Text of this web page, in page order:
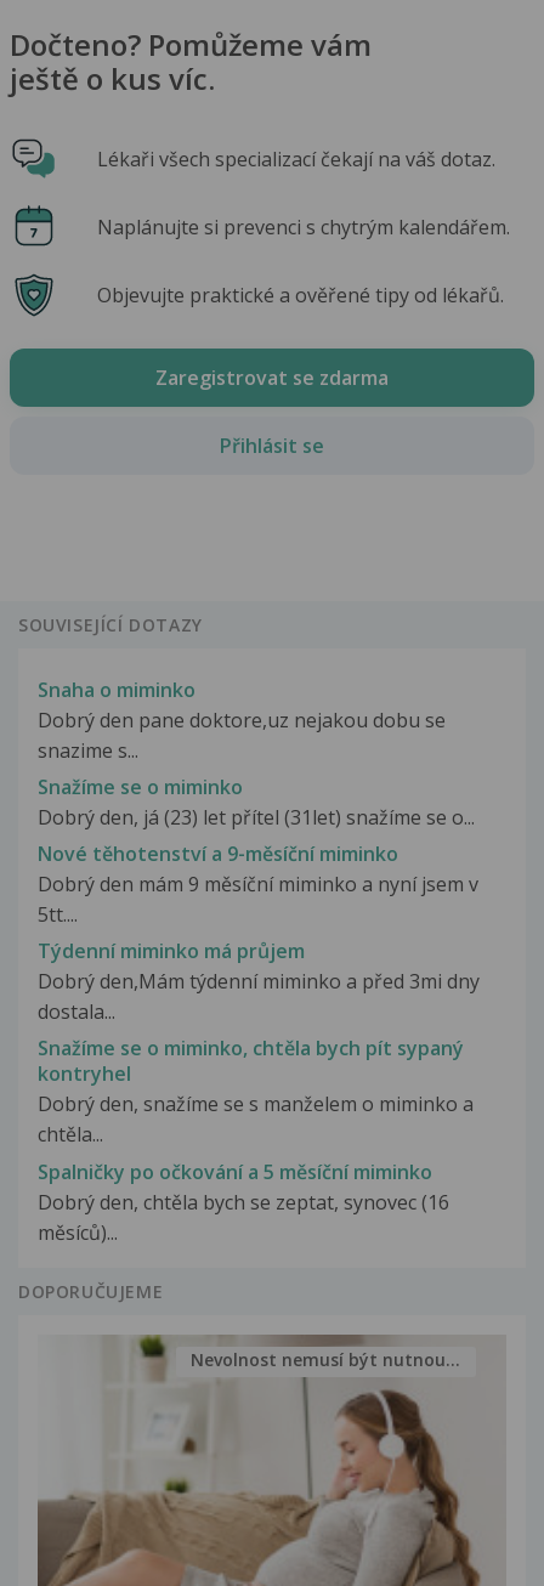
Dočteno? Pomůžeme vám
ještě o kus víc.
Lékaři všech specializací čekají na váš dotaz.
Naplánujte si prevenci s chytrým kalendářem.
Objevujte praktické a ověřené tipy od lékařů.
Zaregistrovat se zdarma
Přihlásit se
SOUVISEJÍCÍ DOTAZY
Snaha o miminko
Dobrý den pane doktore,uz nejakou dobu se
snazime s...
Snažíme se o miminko
Dobrý den, já (23) let přítel (31let) snažíme se o...
Nové těhotenství a 9-měsíční miminko
Dobrý den mám 9 měsíční miminko a nyní jsem v
5tt....
Týdenní miminko má průjem
Dobrý den,Mám týdenní miminko a před 3mi dny
dostala...
Snažíme se o miminko, chtěla bych pít sypaný
kontryhel
Dobrý den, snažíme se s manželem o miminko a
chtěla...
Spalničky po očkování a 5 měsíční miminko
Dobrý den, chtěla bych se zeptat, synovec (16
měsíců)...
DOPORUČUJEME
Nevolnost nemusí být nutnou...